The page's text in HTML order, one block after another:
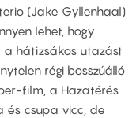
(Jake Gyllenhaal)
lehet, hogy
a hátizsákos utazást
régi bosszúálló
film, a Hazatérés
és csupa vicc, de